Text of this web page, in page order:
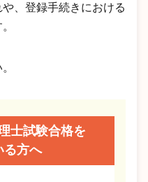
、登録手続きにおける
士試験合格を
る方へ